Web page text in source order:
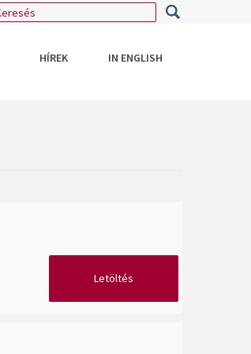
HÍREK IN ENGLISH
Letöltés